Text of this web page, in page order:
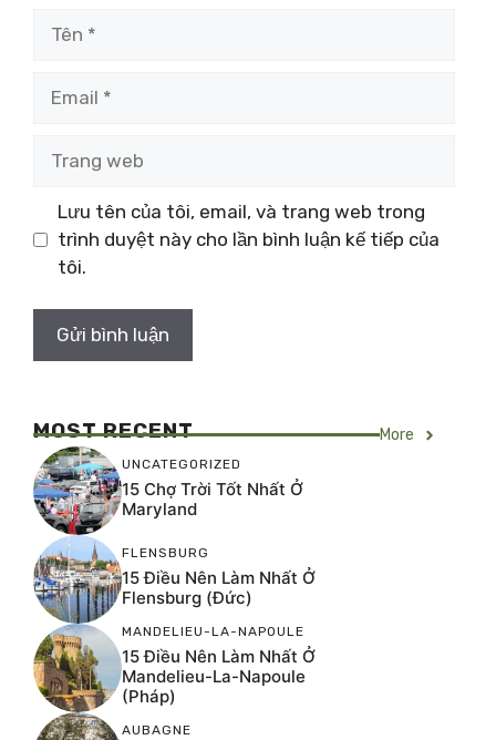
web
Lưu tên của tôi, email, và trang web trong
trình duyệt này cho lần bình luận kế tiếp của
tôi.
MOST RECENT More
UNCATEGORIZED
15 Chợ Trời Tốt Nhất Ở
Maryland
FLENSBURG
15 Điều Nên Làm Nhất Ở
Flensburg (Đức)
MANDELIEU-LA-NAPOULE
15 Điều Nên Làm Nhất Ở
Mandelieu-La-Napoule
(Pháp)
AUBAGNE